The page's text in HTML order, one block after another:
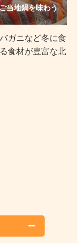
当地鍋を味わう
ガニなど冬に食
食材が豊富な北